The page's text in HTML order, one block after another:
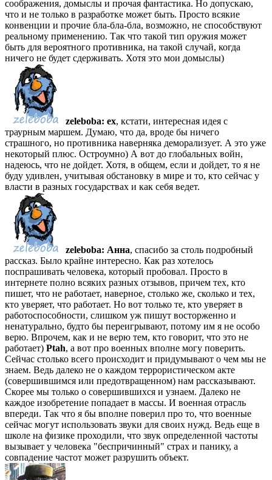
соображения, домыслы и прочая фантастика. Но допускаю,
что и не только в разработке может быть. Просто всякие
конвенции и прочие бла-бла-бла, возможно, не способствуют
реальному применению. Так что такой тип оружия может
быть для вероятного противника, на такой случай, когда
ничего не будет сдерживать. Хотя это мои домыслы)
zeleboba: ex, кстати, интересная идея с
траурным маршем. Думаю, что да, вроде бы ничего
страшного, но противника наверняка деморализует. А это уже
некоторый плюс. Остроумно) А вот до глобальных войн,
надеюсь, что не дойдет. Хотя, в общем, если и дойдет, то я не
буду удивлен, учитывая обстановку в мире и то, кто сейчас у
власти в разных государствах и как себя ведет.
zeleboba: Анна, спасибо за столь подробный
рассказ. Было крайне интересно. Как раз хотелось
поспрашивать человека, который пробовал. Просто в
интернете полно всяких разных отзывов, причем тех, кто
пишет, что не работает, наверное, столько же, сколько и тех,
кто уверяет, что работает. Но вот только те, кто уверяет в
работоспособности, слишком уж пишут восторженно и
ненатурально, будто бы переигрывают, потому им я не особо
верю. Впрочем, как и не верю тем, кто говорит, что это не
работает) Ptah, а вот про военных вполне могу поверить.
Сейчас столько всего происходит и придумывают о чем мы не
знаем. Ведь далеко не о каждом террористическом акте
(совершившимся или предотвращенном) нам рассказывают.
Скорее мы только о совершившихся и узнаем. Далеко не
каждое изобретение попадает в массы. И военная отрасль
впереди. Так что я бы вполне поверил про то, что военные
сейчас могут использовать звуки для своих нужд. Ведь еще в
школе на физике проходили, что звук определенной частоты
вызывает у человека "беспричинный" страх и панику, а
совпадение частот может разрушить объект.